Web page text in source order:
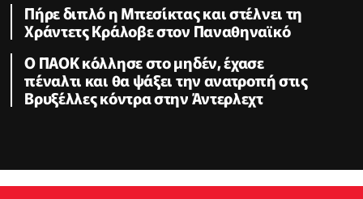
Πήρε διπλό η Μπεσίκτας και στέλνει τη
Χράντετς Κράλοβε στον Παναθηναϊκό
Ο ΠΑΟΚ κόλλησε στο μηδέν, έχασε
πέναλτι και θα ψάξει την ανατροπή στις
Βρυξέλλες κόντρα στην Άντερλεχτ